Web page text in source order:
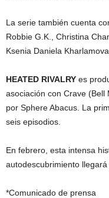
La serie también cuenta
Robbie G.K., Christina
Ksenia Daniela Kharlamova.
HEATED RIVALRY es
asociación con Crave
por Sphere Abacus. La
seis episodios.
En febrero, esta intensa
autodescubrimiento llegará
*Comunicado de prensa